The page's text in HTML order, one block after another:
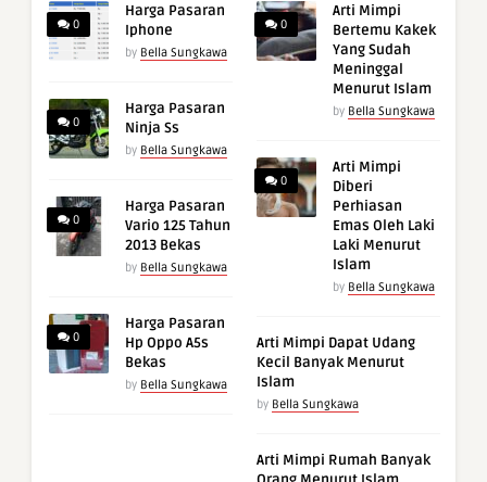
0
Harga Pasaran
Iphone
by Bella Sungkawa
0
Harga Pasaran
Ninja Ss
by Bella Sungkawa
0
Harga Pasaran
Vario 125 Tahun
2013 Bekas
by Bella Sungkawa
0
Harga Pasaran
Hp Oppo A5s
Bekas
by Bella Sungkawa
0
Arti Mimpi
Bertemu Kakek
Yang Sudah
Meninggal
Menurut Islam
by Bella Sungkawa
0
Arti Mimpi
Diberi
Perhiasan
Emas Oleh Laki
Laki Menurut
Islam
by Bella Sungkawa
Arti Mimpi Dapat Udang
Kecil Banyak Menurut
Islam
by Bella Sungkawa
Arti Mimpi Rumah Banyak